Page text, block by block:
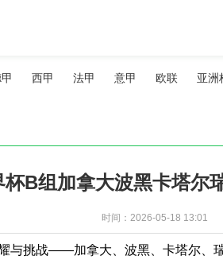
西甲 法甲 意甲 欧联 亚洲
杯B组加拿大波黑卡塔尔
时间：2026-05-18 13:01
与挑战——加拿大、波黑、卡塔尔、